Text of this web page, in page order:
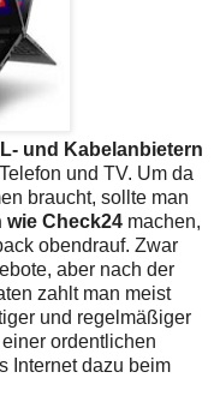
und Kabelanbietern
und TV. Um da
braucht, sollte man
wie Check24 machen,
obendrauf. Zwar
aber nach der
zahlt man meist
und regelmäßiger
ordentlichen
Internet dazu beim